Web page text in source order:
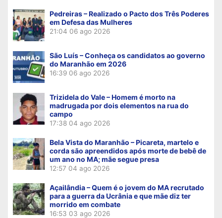
Pedreiras – Realizado o Pacto dos Três Poderes
em Defesa das Mulheres
21:04 06 ago 2026
São Luís – Conheça os candidatos ao governo
do Maranhão em 2026
16:39 06 ago 2026
Trizidela do Vale – Homem é morto na
madrugada por dois elementos na rua do
campo
17:38 04 ago 2026
Bela Vista do Maranhão – Picareta, martelo e
corda são apreendidos após morte de bebê de
um ano no MA; mãe segue presa
12:57 04 ago 2026
Açailândia – Quem é o jovem do MA recrutado
para a guerra da Ucrânia e que mãe diz ter
morrido em combate
16:53 03 ago 2026